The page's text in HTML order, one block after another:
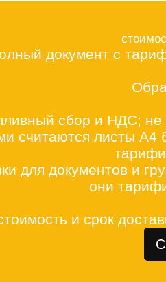
документ с
сбор и НДС;
считаются листы А4
для документов и
они
и срок